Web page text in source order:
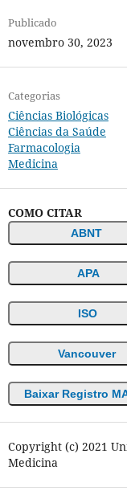
Publicado
novembro 30, 2023
Categorias
Ciências Biológicas
Ciências da Saúde
Farmacologia
Medicina
COMO CITAR
ABNT
APA
ISO
Vancouver
Baixar Registro
Copyright (c) 2021
Medicina